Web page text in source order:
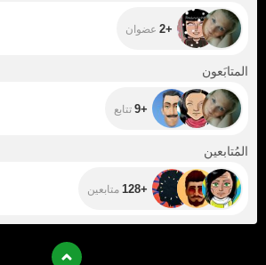
+2 عضوان
المتابَعون
+9 تتابع
المُتابعين
+128 متابعين